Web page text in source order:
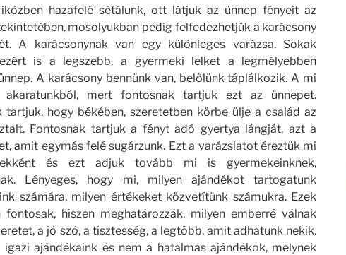
hazafelé sétálunk, ott látjuk az ünnep fényeit az
mosolyukban pedig felfedezhetjük a karácsony
A karácsonynak van egy különleges varázsa. Sokak
is a legszebb, a gyermeki lelket a legmélyebben
A karácsony bennünk van, belőlünk táplálkozik. A mi
akaratunkból, mert fontosnak tartjuk ezt az ünnepet.
tartjuk, hogy békében, szeretetben körbe ülje a család az
Fontosnak tartjuk a fényt adó gyertya lángját, azt a
amit egymás felé sugárzunk. Ezt a varázslatot éreztük mi
és ezt adjuk tovább mi is gyermekeinknek,
Lényeges, hogy mi, milyen ajándékot tartogatunk
számára, milyen értékeket közvetítünk számukra. Ezek
fontosak, hiszen meghatározzák, milyen emberré válnak
a jó szó, a tisztesség, a legtöbb, amit adhatunk nekik.
igazi ajándékaink és nem a hatalmas ajándékok, melynek